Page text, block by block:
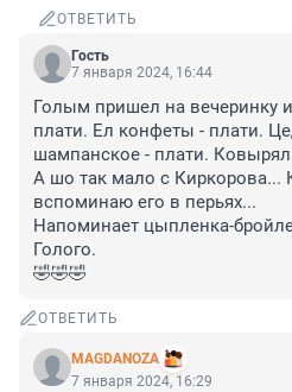
ОТВЕТИТЬ
Гость
7 января 2024, 16:44
Голым пришел на вечеринку
плати. Ел конфеты - плати.
шампанское - плати. Ковырял
А шо так мало с Киркорова...
вспоминаю его в перьях...
Напоминает цыпленка-
Голого.
🤣🤣🤣
ОТВЕТИТЬ
MAGDANOZA
7 января 2024, 16:29